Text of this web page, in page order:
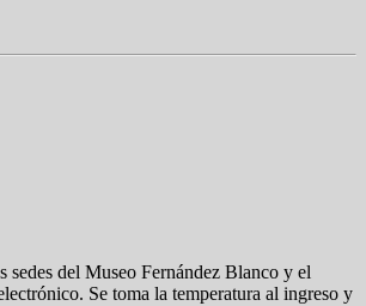
sedes del Museo Fernández Blanco y el
Se toma la temperatura al ingreso y